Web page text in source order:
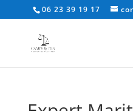
06 23 39 19 17